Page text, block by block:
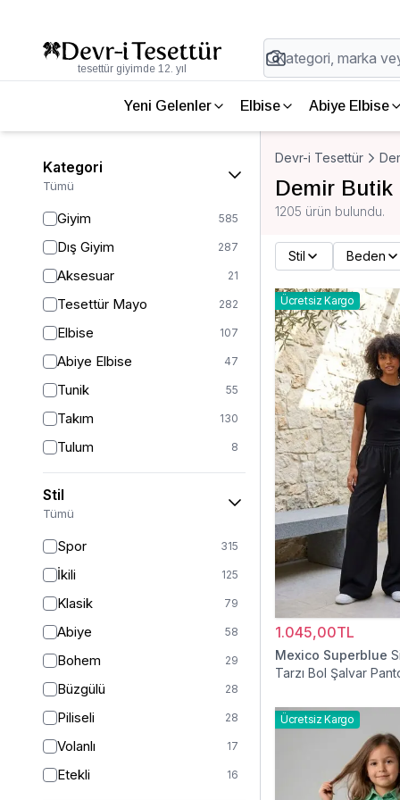
tesettür giyimde 12. yıl
Yeni Gelenler Elbise Abiye Elbise
Kategori
Tümü
Giyim 585
Dış Giyim 287
Aksesuar 21
Tesettür Mayo 282
Elbise 107
Abiye Elbise 47
Tunik 55
Takım 130
Tulum 8
Pantolon 151
Etek 19
Stil
Tümü
Spor 315
İkili 125
Klasik 79
Abiye 58
Bohem 29
Büzgülü 28
Piliseli 28
Volanlı 17
Etekli 16
Devr-i Tesettür
Demir Butik
1205 ürün bulundu.
Stil Beden
Ücretsiz Kargo
1.045,00TL
Mexico Superblue
Tarzı Bol Şalvar
Ücretsiz Kargo